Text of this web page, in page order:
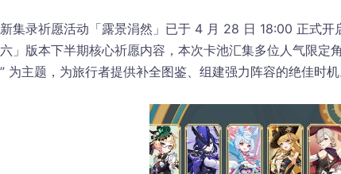
集录祈愿活动「露景涓然」已于 4 月 28 日 18:00 正式
六」版本下半期核心祈愿内容，本次卡池汇集多位人气限定
为主题，为旅行者提供补全图鉴、组建强力阵容的绝佳时机